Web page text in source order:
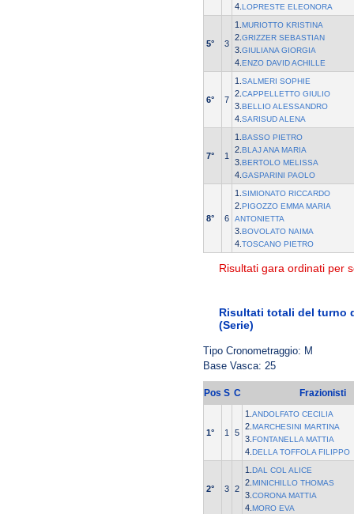
4. LOPRESTE ELEONORA
5° 3
1. MURIOTTO KRISTINA
2. GRIZZER SEBASTIAN
3. GIULIANA GIORGIA
4. ENZO DAVID ACHILLE
6° 7
1. SALMERI SOPHIE
2. CAPPELLETTO GIULIO
3. BELLIO ALESSANDRO
4. SARISUD ALENA
7° 1
1. BASSO PIETRO
2. BLAJ ANA MARIA
3. BERTOLO MELISSA
4. GASPARINI PAOLO
8° 6
1. SIMIONATO RICCARDO
2. PIGOZZO EMMA MARIA
ANTONIETTA
3. BOVOLATO NAIMA
4. TOSCANO PIETRO
Risultati gara ordinati per
Risultati totali del turno
(Serie)
Tipo Cronometraggio: M
Base Vasca: 25
Pos S C Frazionisti
1° 1 5
1. ANDOLFATO CECILIA
2. MARCHESINI MARTINA
3. FONTANELLA MATTIA
4. DELLA TOFFOLA FILIPPO
2° 3 2
1. DAL COL ALICE
2. MINICHILLO THOMAS
3. CORONA MATTIA
4. MORO EVA